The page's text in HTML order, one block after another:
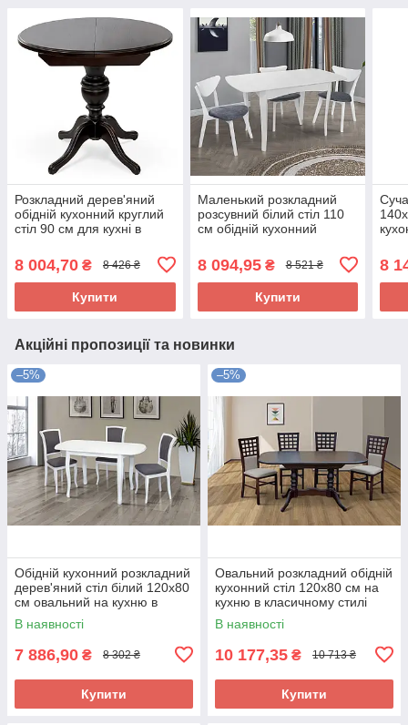
Розкладний дерев'яний
обідній кухонний круглий
стіл 90 см для кухні в
венге
8 004,70 ₴ 8 426 ₴
Купити
Маленький розкладний
розсувний білий стіл 110
см обідній кухонний
маленької кухні Челсі
8 094,95₴ 8 521 ₴
Купити
8
Акційні пропозиції та новинки
–5%
Обідній кухонний розкладний
дерев'яний стіл білий 120х80
см овальний на кухню в
класичному стилі Турин
В наявності
7 886,90 ₴ 8 302 ₴
Купити
–5%
Овальний розкладний обідній
кухонний стіл 120х80 см на
кухню в класичному стилі
Шервуд темний горіх
В наявності
10 177,35 ₴ 10 713 ₴
Купити